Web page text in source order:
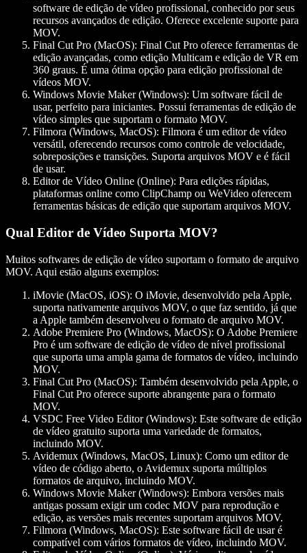
software de edição de vídeo profissional, conhecido por seus
recursos avançados de edição. Oferece excelente suporte para
MOV.
Final Cut Pro (MacOS): Final Cut Pro oferece ferramentas de
edição avançadas, como edição Multicam e edição de VR em
360 graus. É uma ótima opção para edição profissional de
vídeos MOV.
Windows Movie Maker (Windows): Um software fácil de
usar, perfeito para iniciantes. Possui ferramentas de edição de
vídeo simples que suportam o formato MOV.
Filmora (Windows, MacOS): Filmora é um editor de vídeo
versátil, oferecendo recursos como controle de velocidade,
sobreposições e transições. Suporta arquivos MOV e é fácil
de usar.
Editor de Vídeo Online (Online): Para edições rápidas,
plataformas online como ClipChamp ou WeVideo oferecem
ferramentas básicas de edição que suportam arquivos MOV.
Qual Editor de Vídeo Suporta MOV?
Muitos softwares de edição de vídeo suportam o formato de arquivo
MOV. Aqui estão alguns exemplos:
iMovie (MacOS, iOS): O iMovie, desenvolvido pela Apple,
suporta nativamente arquivos MOV, o que faz sentido, já que
a Apple também desenvolveu o formato de arquivo MOV.
Adobe Premiere Pro (Windows, MacOS): O Adobe Premiere
Pro é um software de edição de vídeo de nível profissional
que suporta uma ampla gama de formatos de vídeo, incluindo
MOV.
Final Cut Pro (MacOS): Também desenvolvido pela Apple, o
Final Cut Pro oferece suporte abrangente para o formato
MOV.
VSDC Free Video Editor (Windows): Este software de edição
de vídeo gratuito suporta uma variedade de formatos,
incluindo MOV.
Avidemux (Windows, MacOS, Linux): Como um editor de
vídeo de código aberto, o Avidemux suporta múltiplos
formatos de arquivo, incluindo MOV.
Windows Movie Maker (Windows): Embora versões mais
antigas possam exigir um codec MOV para reprodução e
edição, as versões mais recentes suportam arquivos MOV.
Filmora (Windows, MacOS): Este software fácil de usar é
compatível com vários formatos de vídeo, incluindo MOV.